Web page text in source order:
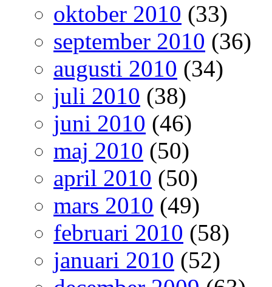
oktober 2010 (33)
september 2010 (36)
augusti 2010 (34)
juli 2010 (38)
juni 2010 (46)
maj 2010 (50)
april 2010 (50)
mars 2010 (49)
februari 2010 (58)
januari 2010 (52)